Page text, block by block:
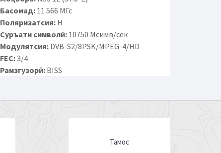
Басомад:11 566 МГс
Поляризатсия:H
Суръати символӣ:10750 Мсимв/сек
Модулятсия:DVB-S2/8PSK/MPEG-4/HD
FEC:3/4
Рамзгузорӣ:BISS
Тамос